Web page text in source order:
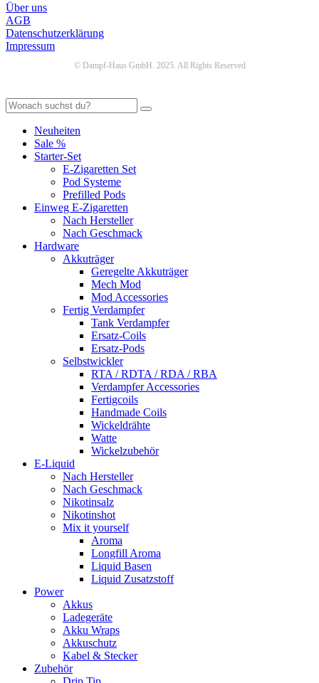
Über uns
AGB
Datenschutzerklärung
Impressum
© Dampf-Haus GmbH. 2025. All Rights Reserved
Neuheiten
Sale %
Starter-Set
E-Zigaretten Set
Pod Systeme
Prefilled Pods
Einweg E-Zigaretten
Nach Hersteller
Nach Geschmack
Hardware
Akkuträger
Geregelte Akkuträger
Mech Mod
Mod Accessories
Fertig Verdampfer
Tank Verdampfer
Ersatz-Coils
Ersatz-Pods
Selbstwickler
RTA / RDTA / RDA / RBA
Verdampfer Accessories
Fertigcoils
Handmade Coils
Wickeldrähte
Watte
Wickelzubehör
E-Liquid
Nach Hersteller
Nach Geschmack
Nikotinsalz
Nikotinshot
Mix it yourself
Aroma
Longfill Aroma
Liquid Basen
Liquid Zusatzstoff
Power
Akkus
Ladegeräte
Akku Wraps
Akkuschutz
Kabel & Stecker
Zubehör